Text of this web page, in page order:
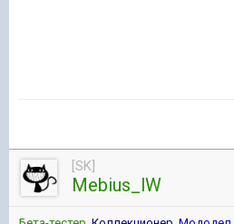
[SK]
Mebius_lW